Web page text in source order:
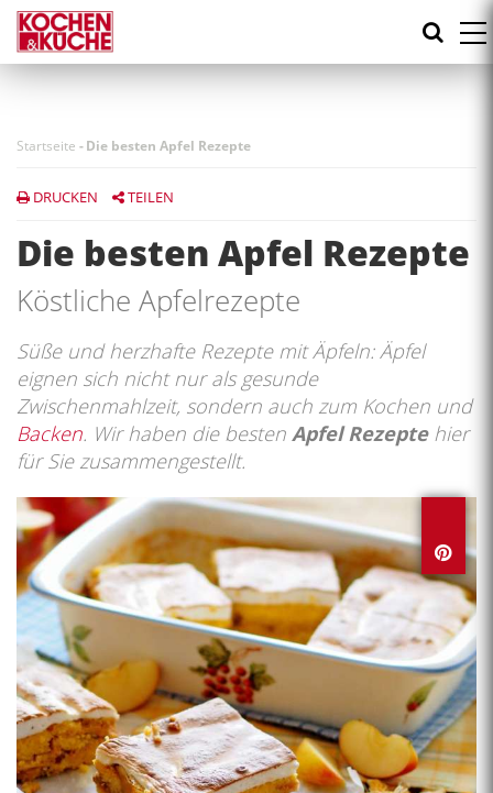
Direkt
zum
Inhalt
Startseite -Die besten Apfel Rezepte
DRUCKEN TEILEN
Die besten Apfel Rezepte
Köstliche Apfelrezepte
Süße und herzhafte Rezepte mit Äpfeln: Äpfel
eignen sich nicht nur als gesunde
Zwischenmahlzeit, sondern auch zum Kochen und
Backen. Wir haben die besten Apfel Rezeptehier
für Sie zusammengestellt.